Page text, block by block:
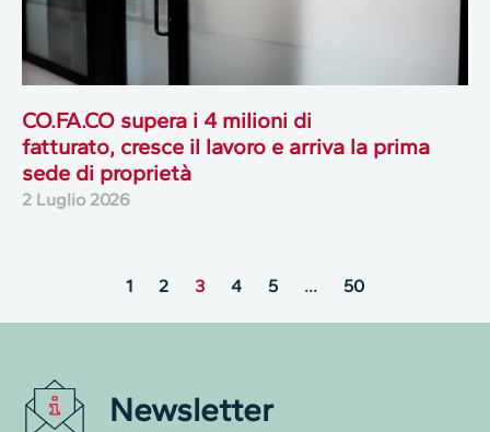
CO.FA.CO supera i 4 milioni di
fatturato, cresce il lavoro e arriva la prima
sede di proprietà
2 Luglio 2026
1 2 3 4 5 … 50
Newsletter